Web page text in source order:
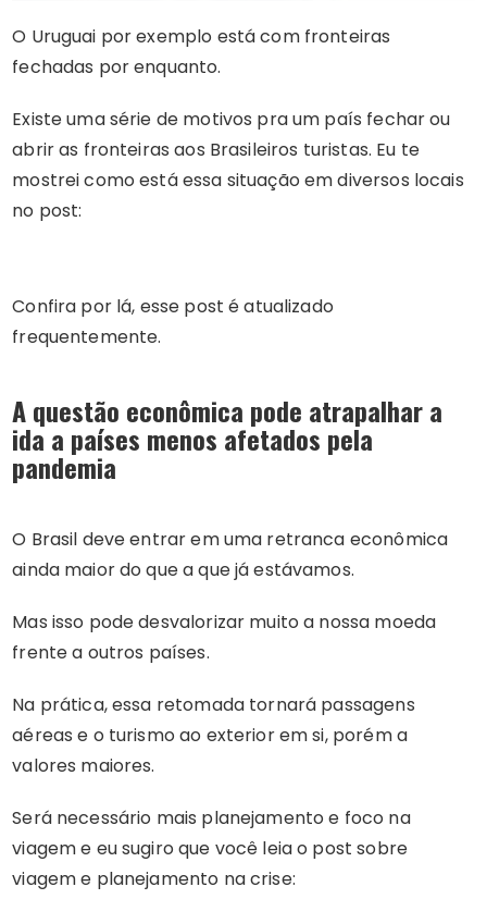
O Uruguai por exemplo está com fronteiras
fechadas por enquanto.
Existe uma série de motivos pra um país fechar ou
abrir as fronteiras aos Brasileiros turistas. Eu te
mostrei como está essa situação em diversos locais
no post:
Confira por lá, esse post é atualizado
frequentemente.
A questão econômica pode atrapalhar a
ida a países menos afetados pela
pandemia
O Brasil deve entrar em uma retranca econômica
ainda maior do que a que já estávamos.
Mas isso pode desvalorizar muito a nossa moeda
frente a outros países.
Na prática, essa retomada tornará passagens
aéreas e o turismo ao exterior em si, porém a
valores maiores.
Será necessário mais planejamento e foco na
viagem e eu sugiro que você leia o post sobre
viagem e planejamento na crise: